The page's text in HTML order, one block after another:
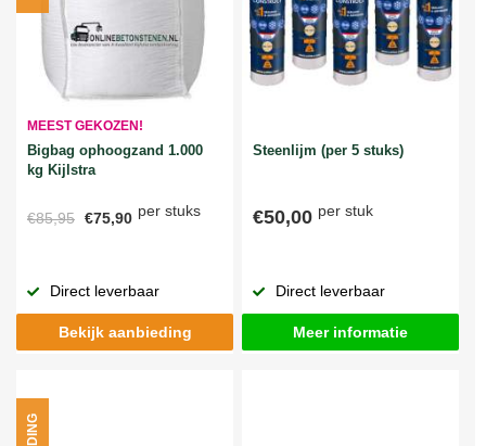
MEEST GEKOZEN!
Bigbag ophoogzand 1.000
kg Kijlstra
€85,95 €75,90 per stuks
Direct leverbaar
Bekijk aanbieding
Steenlijm (per 5 stuks)
€50,00 per stuk
Direct leverbaar
Meer informatie